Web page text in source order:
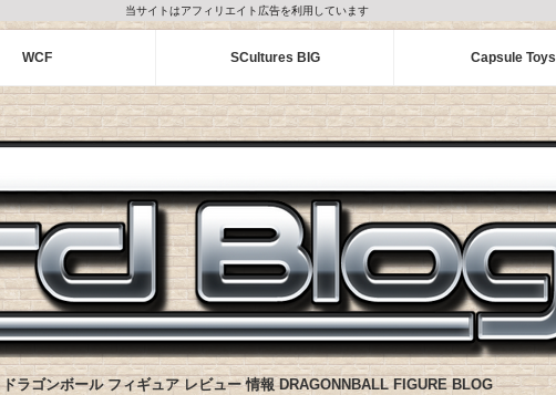
当サイトはアフィリエイト広告を利用しています
WCF SCultures BIG Capsule Toys
ドラゴンボール フィギュア レビュー 情報 DRAGONNBALL FIGURE BLOG